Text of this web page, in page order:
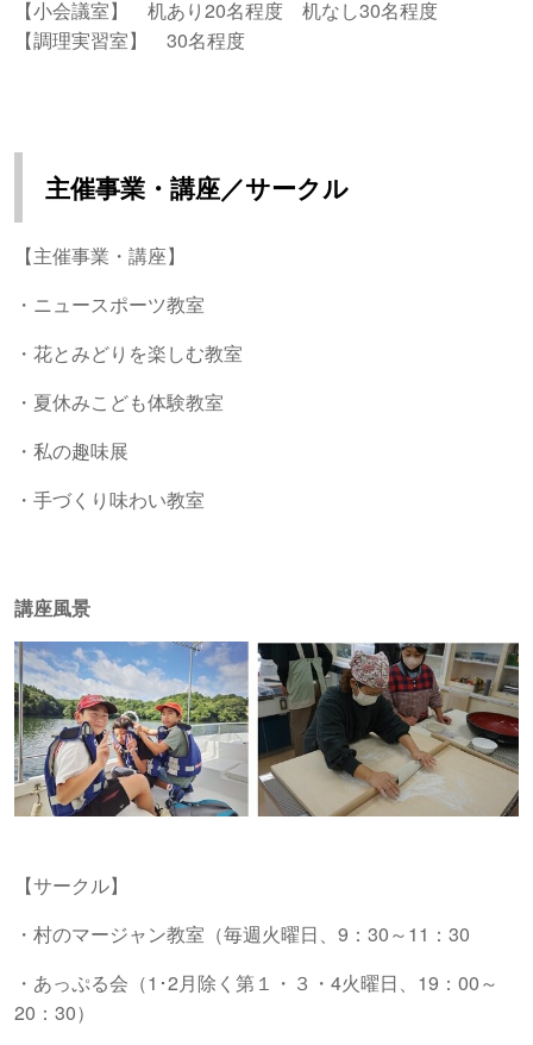
【小会議室】 机あり20名程度 机なし30名程度
【調理実習室】 30名程度
主催事業・講座／サークル
【主催事業・講座】
・ニュースポーツ教室
・花とみどりを楽しむ教室
・夏休みこども体験教室
・私の趣味展
・手づくり味わい教室
講座風景
【サークル】
・村のマージャン教室（毎週火曜日、 9 ： 30～11 ： 30
・あっぷる会（1 ･2月除く第１・３・ 4火曜日、 19 ： 00～
20 ： 30）